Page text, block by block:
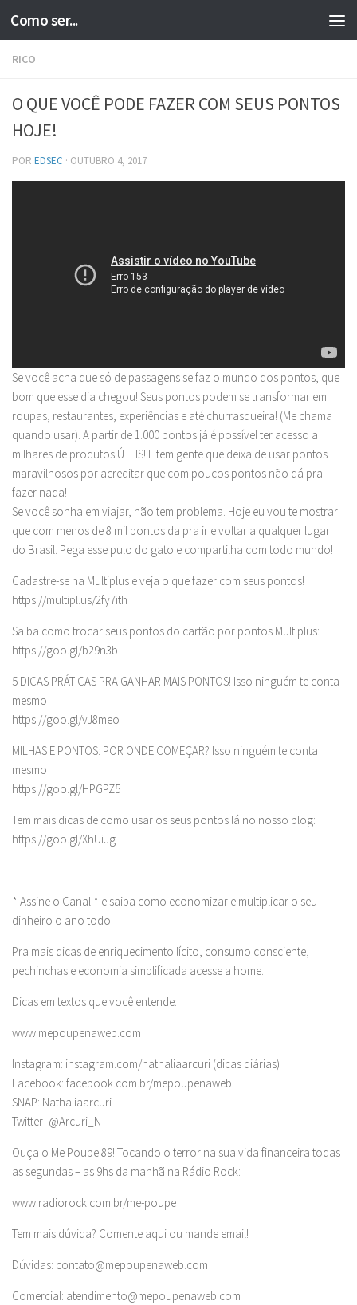
Skip to content
Como ser...
RICO
O QUE VOCÊ PODE FAZER COM SEUS PONTOS
HOJE!
POR EDSEC · OUTUBRO 4, 2017
Se você acha que só de passagens se faz o mundo dos pontos, que
bom que esse dia chegou! Seus pontos podem se transformar em
roupas, restaurantes, experiências e até churrasqueira! (Me chama
quando usar). A partir de 1.000 pontos já é possível ter acesso a
milhares de produtos ÚTEIS! E tem gente que deixa de usar pontos
maravilhosos por acreditar que com poucos pontos não dá pra
fazer nada!
Se você sonha em viajar, não tem problema. Hoje eu vou te mostrar
que com menos de 8 mil pontos da pra ir e voltar a qualquer lugar
do Brasil. Pega esse pulo do gato e compartilha com todo mundo!
Cadastre-se na Multiplus e veja o que fazer com seus pontos!
https://multipl.us/2fy7ith
Saiba como trocar seus pontos do cartão por pontos Multiplus:
https://goo.gl/b29n3b
5 DICAS PRÁTICAS PRA GANHAR MAIS PONTOS! Isso ninguém te conta
mesmo
https://goo.gl/vJ8meo
MILHAS E PONTOS: POR ONDE COMEÇAR? Isso ninguém te conta
mesmo
https://goo.gl/HPGPZ5
Tem mais dicas de como usar os seus pontos lá no nosso blog:
https://goo.gl/XhUiJg
—
* Assine o Canal!* e saiba como economizar e multiplicar o seu
dinheiro o ano todo!
Pra mais dicas de enriquecimento lícito, consumo consciente,
pechinchas e economia simplificada acesse a home.
Dicas em textos que você entende:
www.mepoupenaweb.com
Instagram: instagram.com/nathaliaarcuri (dicas diárias)
Facebook: facebook.com.br/mepoupenaweb
SNAP: Nathaliaarcuri
Twitter: @Arcuri_N
Ouça o Me Poupe 89! Tocando o terror na sua vida financeira todas
as segundas – as 9hs da manhã na Rádio Rock:
www.radiorock.com.br/me-poupe
Tem mais dúvida? Comente aqui ou mande email!
Dúvidas: contato@mepoupenaweb.com
Comercial: atendimento@mepoupenaweb.com